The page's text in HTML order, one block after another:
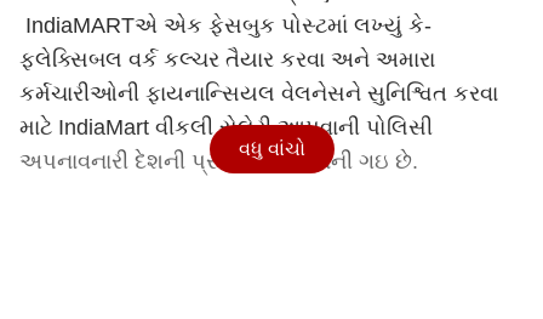
IndiaMARTએ એક ફેસબુક પોસ્ટમાં લખ્યું કે-
ફ્લેક્સિબલ વર્ક કલ્ચર તૈયાર કરવા અને અમારા
કર્મચારીઓની ફાયનાન્સિયલ વેલનેસને સુનિશ્વિત કરવા
માટે IndiaMart વીકલી સેલેરી આપવાની પોલિસી
અપનાવનારી દેશની પ્રથમ કંપની બની ગઇ છે.
વધુ વાંચો